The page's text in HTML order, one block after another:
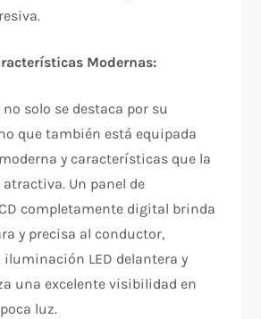
Modernas:
no solo se destaca por su
que también está equipada
y características que la
Un panel de
completamente digital brinda
y precisa al conductor,
LED delantera y
una excelente visibilidad en
luz.